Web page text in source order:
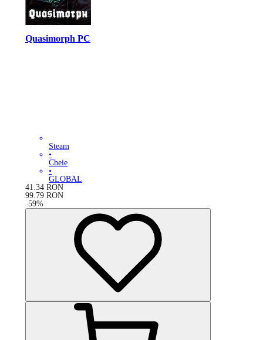
Quasimorph PC
Steam
•
Cheie
•
GLOBAL
41.34 RON
99.79 RON
-59%